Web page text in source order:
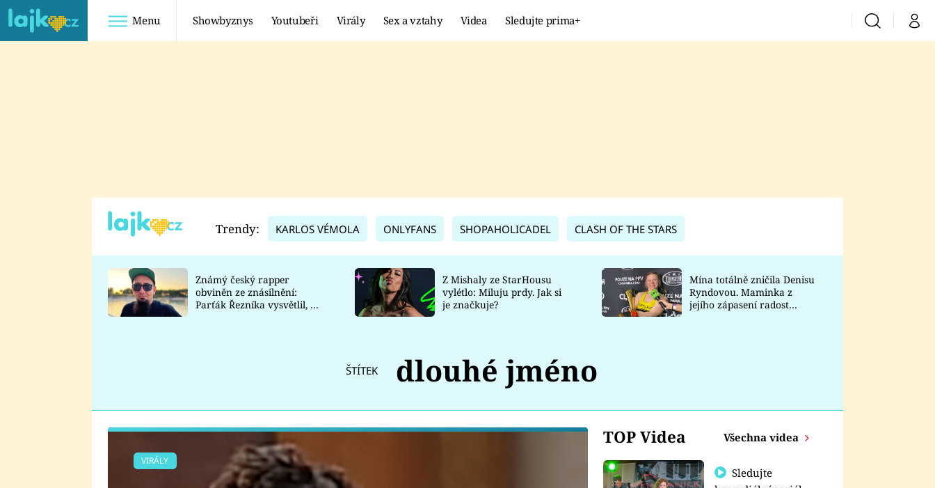
Menu Showbyznys Youtubeři Virály Sex a vztahy Videa Sledujte prima+ VyhledáváníMůj
TADEÁŠ KUBĚNKA
DATEL
Prima Lajk
Sledujte nás
Trendy: KARLOS VÉMOLA ONLYFANS SHOPAHOLICADEL CLASH OF THE STARS
Známý český rapper
obviněn ze znásilnění:
Parťák Řezníka vysvětlil, co
Z Mishaly ze StarHousu
vylétlo: Miluju prdy. Jak si
je značkuje?
Mína totálně zničila Denisu
Ryndovou. Maminka z
jejího zápasení radost
ŠTÍTEK dlouhé jméno
TOP Videa Všechna videa
Sledujte
VIRÁLY